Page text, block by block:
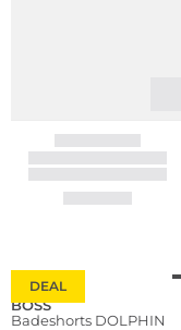
DEAL
BOSS
Badeshorts DOLPHIN